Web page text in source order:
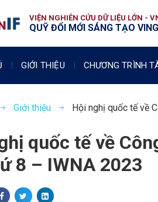
VIỆN NGHIÊN CỨU DỮ LIỆU LỚN -
QUỸ ĐỔI MỚI SÁNG TẠO
GIỚI THIỆU CHƯƠNG TRÌNH
Giới thiệu Hội nghị quốc tế về
quốc tế về
8 – IWNA 2023